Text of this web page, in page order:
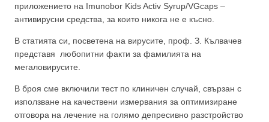
приложението на Imunobor Kids Activ Syrup/VGcaps –
антивирусни средства, за които никога не е късно.
В статията си, посветена на вирусите, проф. З. Кълвачев
представя любопитни факти за фамилията на
мегаловирусите.
В броя сме включили тест по клиничен случай, свързан с
използване на качествени измервания за оптимизиране
отговора на лечение на голямо депресивно разстройство